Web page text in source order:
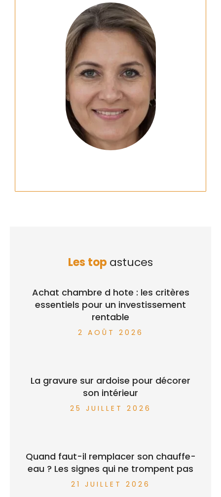
Les top astuces
Achat chambre d hote : les critères
essentiels pour un investissement
rentable
2 AOÛT 2026
La gravure sur ardoise pour décorer
son intérieur
25 JUILLET 2026
Quand faut-il remplacer son chauffe-
eau ? Les signes qui ne trompent pas
21 JUILLET 2026